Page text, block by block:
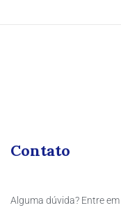
Contato
Alguma dúvida? Entre